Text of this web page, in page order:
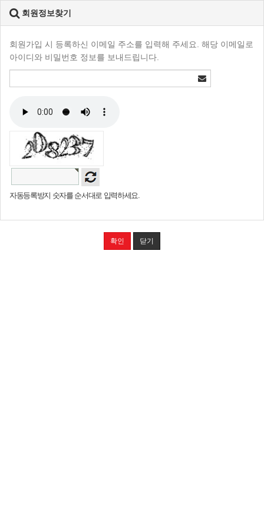
회원정보찾기
회원가입 시 등록하신 이메일 주소를 입력해 주세요. 해당 이메일로
아이디와 비밀번호 정보를 보내드립니다.
자동등록방지 숫자를 순서대로 입력하세요.
확인 닫기